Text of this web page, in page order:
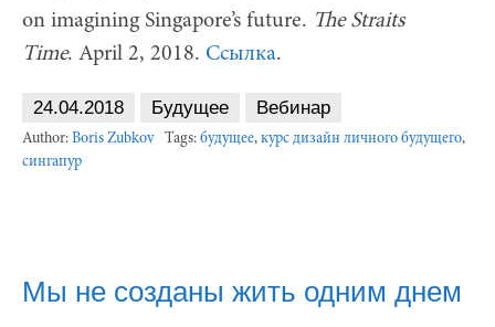
on imagining Singapore’s future. The Straits
Time. April 2, 2018. Ссылка.
24.04.2018 Будущее Вебинар
Author: Boris Zubkov Tags: будущее, курс дизайн личного будущего,
сингапур
Мы не созданы жить одним днем